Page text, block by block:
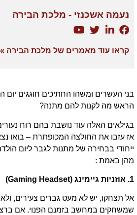
נעמה אשכנזי - מלכת הבירה
קראו עוד מאמרים של מלכת הבירה »
בני העשרים ומשהו החתיכים חוגגים
הראש מה לקנות להם מתנה?
בגילאים האלה עוד נושבת בהם רוח
אז עזבו את החולצה המכופתרת – בואו
ייחודי בבחירה של מתנות לגבר ליום
מהן באמת :
1. אוזניות גיימינג (Gaming Headset)
אל תצחקו, יש לא מעט גברים צעירים,
שמשחקים במחשב בזמנם הפנוי. אם